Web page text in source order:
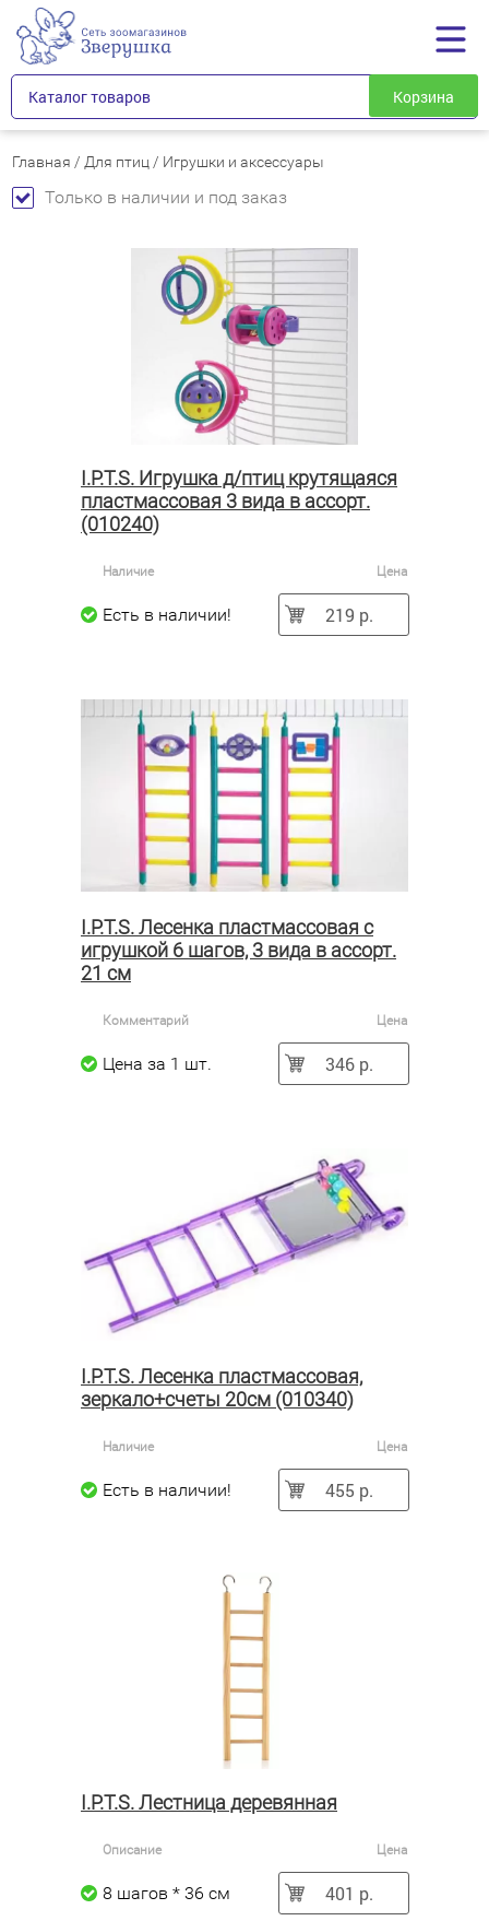
Каталог товаров Корзина
Главная / Для птиц / Игрушки и аксессуары
Только в наличии и под заказ
I.P.T.S. Игрушка д/птиц крутящаяся
пластмассовая 3 вида в ассорт.
(010240)
Наличие Цена
Есть в наличии! 219 р.
I.P.T.S. Лесенка пластмассовая с
игрушкой 6 шагов, 3 вида в ассорт.
21 см
Комментарий Цена
Цена за 1 шт. 346 р.
I.P.T.S. Лесенка пластмассовая,
зеркало+счеты 20см (010340)
Наличие Цена
Есть в наличии! 455 р.
I.P.T.S. Лестница деревянная
Описание Цена
8 шагов * 36 см 401 р.